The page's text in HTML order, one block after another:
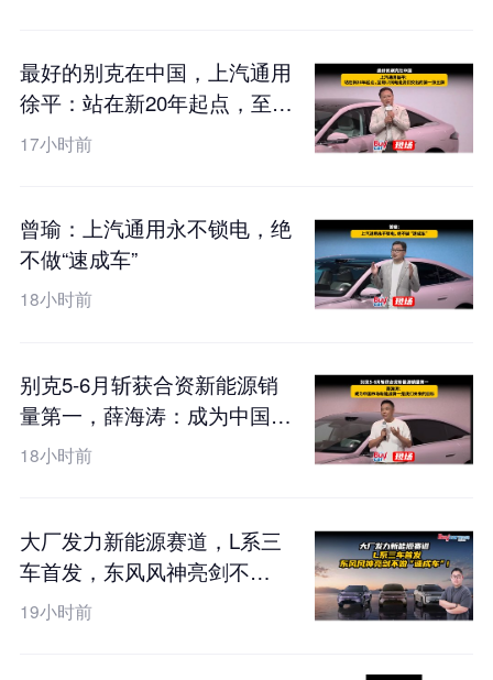
最好的别克在中国，上汽通用
徐平：站在新20年起点，至境
L7纯电是我们交出的第一张王
17小时前
曾瑜：上汽通用永不锁电，绝
不做“速成车”
18小时前
别克5-6月斩获合资新能源销
量第一，薛海涛：成为中国市
场新能源第一是我们未来的目
18小时前
大厂发力新能源赛道，L系三
车首发，东风风神亮剑不
做“速成车”！
19小时前